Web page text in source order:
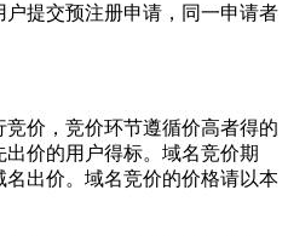
户提交预注册申请，同一申请者
价，竞价环节遵循价高者得的
价的用户得标。域名竞价期
出价。域名竞价的价格请以本